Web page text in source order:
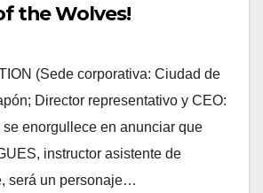
the Wolves!
(Sede corporativa: Ciudad de
Director representativo y CEO:
se enorgullece en anunciar que
instructor asistente de
será un personaje…